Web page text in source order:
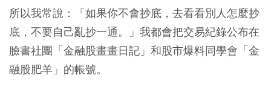
所以我常說：「如果你不會抄底，去看看別人怎麼抄
底，不要自己亂抄一通。」我都會把交易紀錄公布在
臉書社團「金融股畫畫日記」和股市爆料同學會「金
融股肥羊」的帳號。